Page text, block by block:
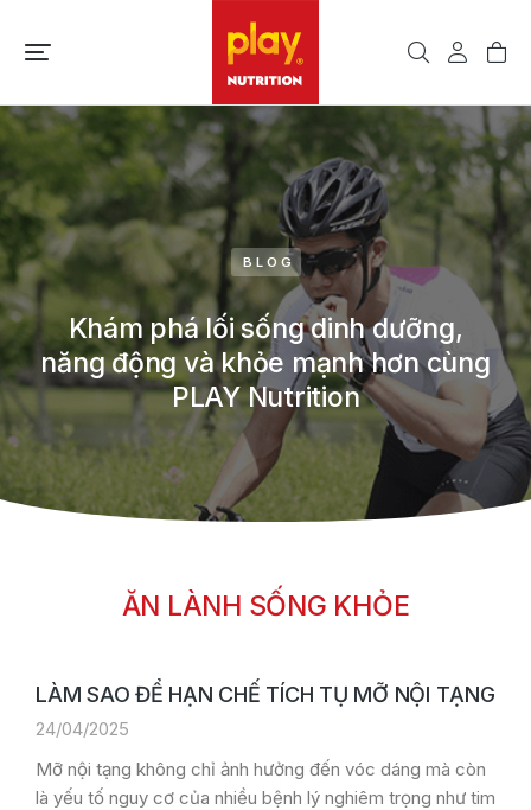
BLOG
Khám phá lối sống dinh dưỡng,
năng động và khỏe mạnh hơn cùng
PLAY Nutrition
ĂN LÀNH SỐNG KHỎE
LÀM SAO ĐỂ HẠN CHẾ TÍCH TỤ MỠ NỘI TẠNG
24/04/2025
Mỡ nội tạng không chỉ ảnh hưởng đến vóc dáng mà còn
là yếu tố nguy cơ của nhiều bệnh lý nghiêm trọng như tim